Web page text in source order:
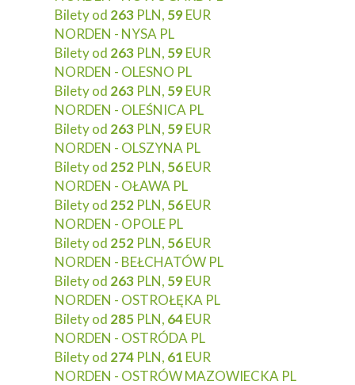
Bilety od 263 PLN, 59EUR
NORDEN - NYSA PL
Bilety od 263 PLN, 59EUR
NORDEN - OLESNO PL
Bilety od 263 PLN, 59EUR
NORDEN - OLEŚNICA PL
Bilety od 263 PLN, 59EUR
NORDEN - OLSZYNA PL
Bilety od 252 PLN, 56EUR
NORDEN - OŁAWA PL
Bilety od 252 PLN, 56EUR
NORDEN - OPOLE PL
Bilety od 252 PLN, 56EUR
NORDEN - BEŁCHATÓW PL
Bilety od 263 PLN, 59EUR
NORDEN - OSTROŁĘKA PL
Bilety od 285 PLN, 64EUR
NORDEN - OSTRÓDA PL
Bilety od 274 PLN, 61 EUR
NORDEN - OSTRÓW MAZOWIECKA PL